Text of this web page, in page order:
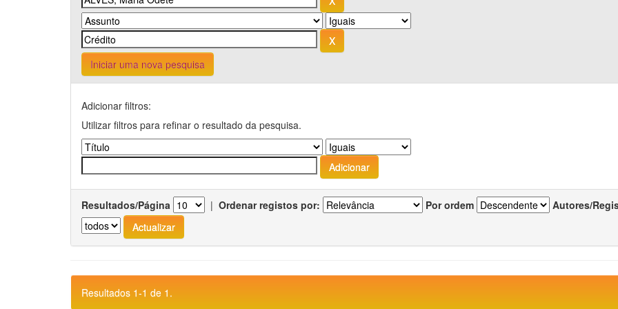
Iniciar uma nova pesquisa
Adicionar filtros:
Utilizar filtros para refinar o resultado da pesquisa.
Resultados/Página | Ordenar registos por: Por ordem Autores/
Resultados 1-1 de 1.